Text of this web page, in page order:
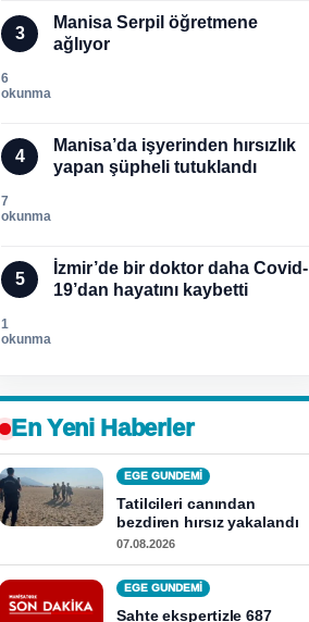
3
Manisa Serpil öğretmene
ağlıyor
6
okunma
4
Manisa’da işyerinden hırsızlık
yapan şüpheli tutuklandı
7
okunma
5
İzmir’de bir doktor daha Covid-
19’dan hayatını kaybetti
1
okunma
En Yeni Haberler
EGE GUNDEMİ
Tatilcileri canından
bezdiren hırsız yakalandı
07.08.2026
EGE GUNDEMİ
Sahte ekspertizle 687